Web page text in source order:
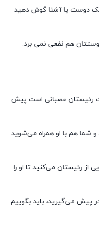
یک دوست یا آشنا گوش دهید
هم نفعی نمی برد.
رئیستان عصبانی است پیش
شما هم با او همراه می‌شوید
از رئیستان می‌کنید تا او را
پیش می‌گیرید، باید بگوییم